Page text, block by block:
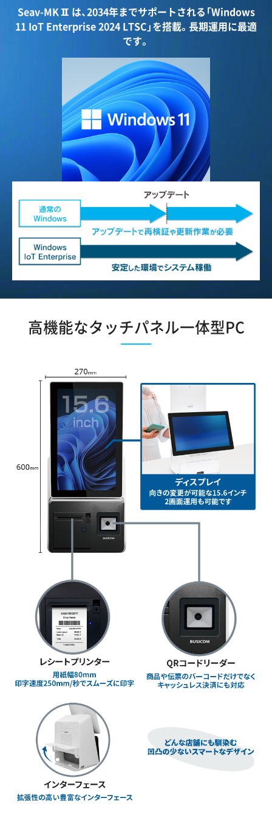
Seav-MKⅡは、2034年までサポートされる「Windows
11 IoT Enterprise 2024 LTSC」を搭載。長期運用に最適
です。
高機能なタッチパネル一体型PC